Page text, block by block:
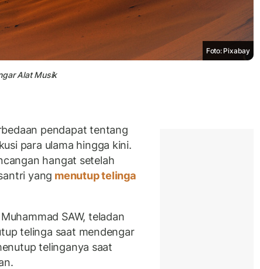
Foto: Pixabay
Alat Musik
pendapat tentang
para ulama hingga kini.
hangat setelah
yang menutup telinga
SAW, teladan
telinga saat mendengar
telinganya saat